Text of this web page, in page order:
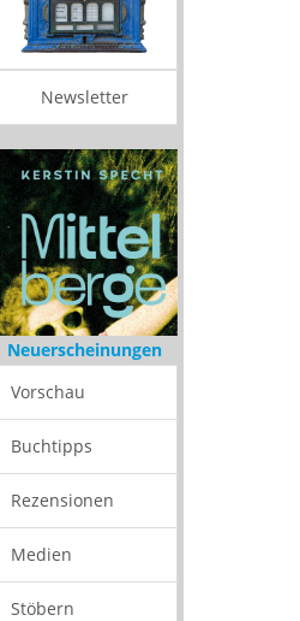
Newsletter
Neuerscheinungen
Vorschau
Buchtipps
Rezensionen
Medien
Stöbern